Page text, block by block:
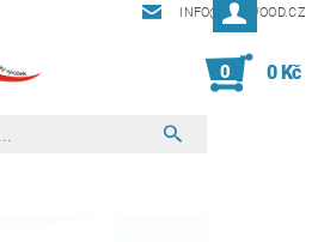
INFO@PERWOOD.CZ
0 0 Kč